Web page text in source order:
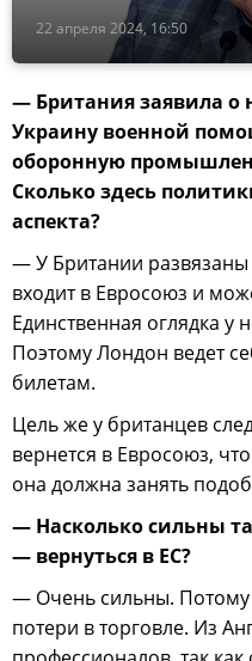
22 апреля 2024, 16:50
— Британия заявила о
Украину военной
оборонную
Сколько здесь
аспекта?
— У Британии развязаны
входит в Евросоюз и
Единственная оглядка
Поэтому Лондон ведет
билетам.
Цель же у британцев
вернется в Евросоюз,
она должна занять
— Насколько сильны
— вернуться в ЕС?
— Очень сильны. Потому
потери в торговле. Из